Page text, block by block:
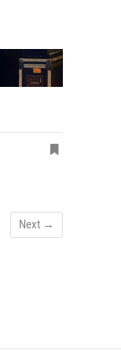
Next →